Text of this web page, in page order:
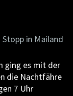
in Mailand
ging es mit der
die Nachtfähre
7 Uhr